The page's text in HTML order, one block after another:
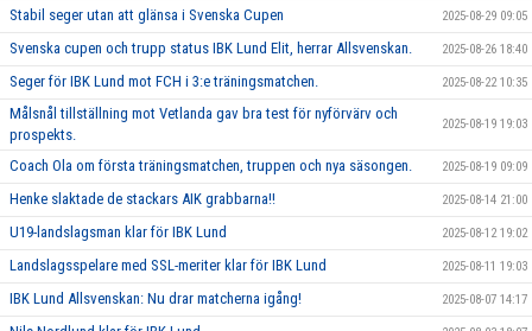
Stabil seger utan att glänsa i Svenska Cupen 2025-08-29 09:05
Svenska cupen och trupp status IBK Lund Elit, herrar Allsvenskan. 2025-08-26 18:40
Seger för IBK Lund mot FCH i 3:e träningsmatchen. 2025-08-22 10:35
Målsnål tillställning mot Vetlanda gav bra test för nyförvärv och
prospekts.
2025-08-19 19:03
Coach Ola om första träningsmatchen, truppen och nya säsongen. 2025-08-19 09:09
Henke slaktade de stackars AIK grabbarna!! 2025-08-14 21:00
U19-landslagsman klar för IBK Lund 2025-08-12 19:02
Landslagsspelare med SSL-meriter klar för IBK Lund 2025-08-11 19:03
IBK Lund Allsvenskan: Nu drar matcherna igång! 2025-08-07 14:17